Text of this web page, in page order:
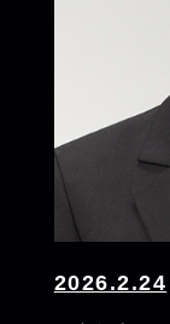
2026.2.24